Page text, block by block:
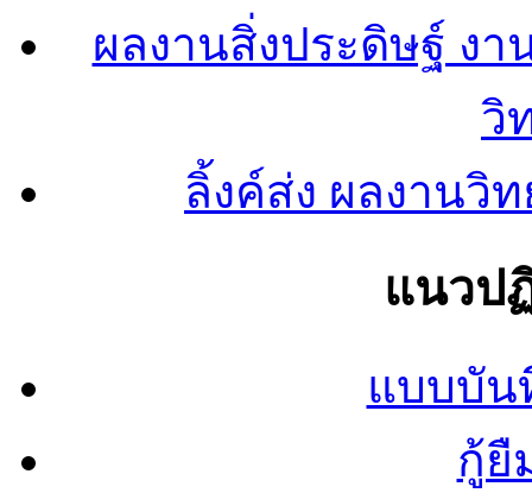
ผลงานสิ่งประดิษฐ์ งา
วิ
ลิ้งค์ส่ง ผลงานวิ
แนวป
แบบบัน
กู้ยื